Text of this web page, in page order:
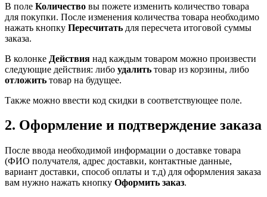
В поле Количество вы пожете изменить количество товара
для покупки. После изменения количества товара необходимо
нажать кнопку Пересчитать для пересчета итоговой суммы
заказа.
В колонке Действия над каждым товаром можно произвести
следующие действия: либо удалить товар из корзины, либо
отложить товар на будущее.
Также можно ввести код скидки в соответствующее поле.
2. Оформление и подтверждение заказа
После ввода необходимой информации о доставке товара
(ФИО получателя, адрес доставки, контактные данные,
вариант доставки, способ оплаты и т.д) для оформления заказа
вам нужно нажать кнопку Оформить заказ.